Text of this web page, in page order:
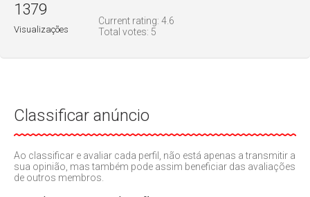
Current rating: 4.6
Total votes: 5
1379
Visualizações
Classificar anúncio
Ao classificar e avaliar cada perfil, não está apenas a transmitir a
sua opinião, mas também pode assim beneficiar das avaliações
de outros membros.